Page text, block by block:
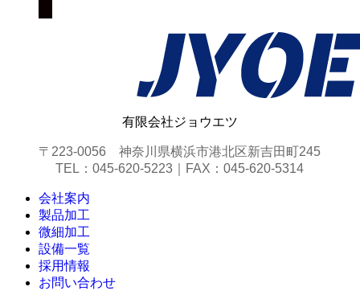
有限会社ジョウエツ
〒223-0056 神奈川県横浜市港北区新吉田町245
TEL：045-620-5223｜FAX：045-620-5314
会社案内
製品加工
微細加工
設備一覧
採用情報
お問い合わせ